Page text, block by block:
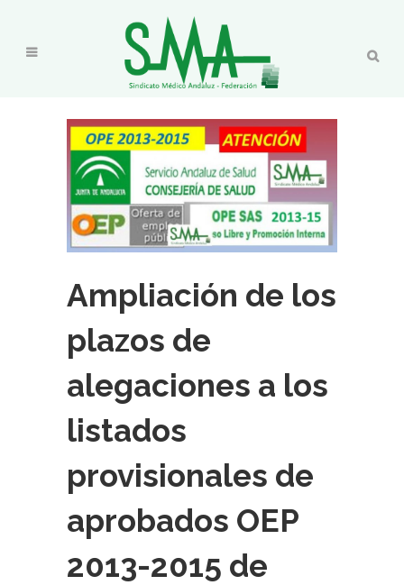
Ampliación de los
plazos de
alegaciones a los
listados
provisionales de
aprobados OEP
2013-2015 de